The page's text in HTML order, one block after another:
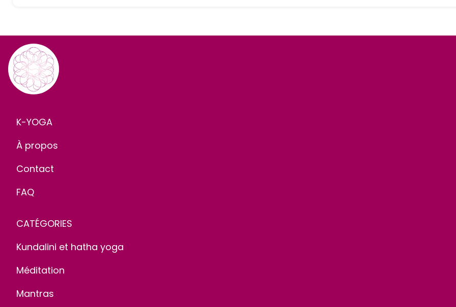
K-YOGA
À propos
Contact
FAQ
CATÉGORIES
Kundalini et hatha yoga
Méditation
Mantras